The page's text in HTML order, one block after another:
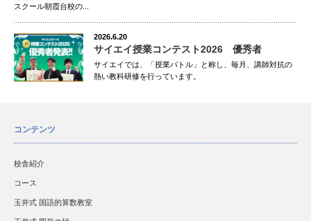
スクール朝霞台校の...
2026.6.20
サイエイ授業コンテスト2026 優秀者
サイエイでは、「授業バトル」と称し、毎月、講師対抗の
熱い教科研修を行っています。
コンテンツ
校舎紹介
コース
玉井式 国語的算数教室